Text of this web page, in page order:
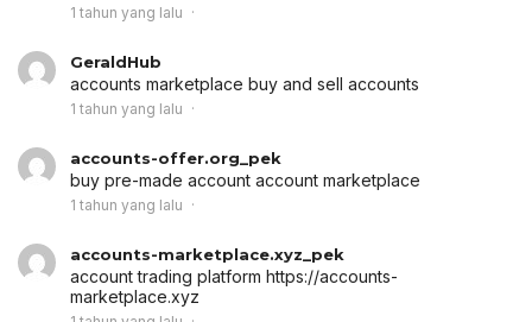
1 tahun yang lalu
GeraldHub
accounts marketplace buy and sell accounts
1 tahun yang lalu
accounts-offer.org_pek
buy pre-made account account marketplace
1 tahun yang lalu
accounts-marketplace.xyz_pek
account trading platform https://accounts-
marketplace.xyz